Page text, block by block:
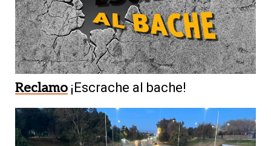
Reclamo ¡Escrache al bache!